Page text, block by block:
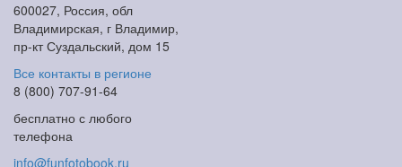
600027, Россия, обл
Владимирская, г Владимир,
пр-кт Суздальский, дом 15
Все контакты в регионе
8 (800) 707-91-64
бесплатно с любого
телефона
info@funfotobook.ru